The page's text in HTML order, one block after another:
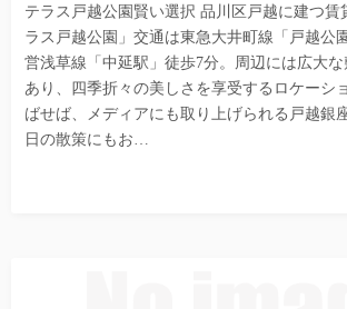
テラス戸越公園賢い選択 品川区戸越に建つ賃
ラス戸越公園」交通は東急大井町線「戸越公
営浅草線「中延駅」徒歩7分。周辺には広大
あり、四季折々の美しさを享受するロケーシ
ばせば、メディアにも取り上げられる戸越銀
日の散策にもお…